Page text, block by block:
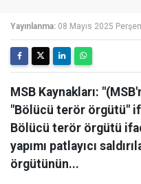
Yayınlanma: 08 Mayıs 2025
MSB Kaynakları:
"Bölücü terör örgütü"
Bölücü terör örgütü
yapımı patlayıcı
örgütünün...